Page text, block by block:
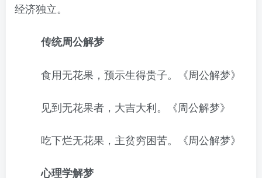
经济独立。
传统周公解梦
食用无花果，预示生得贵子。《周公解梦》
见到无花果者，大吉大利。《周公解梦》
吃下烂无花果，主贫穷困苦。《周公解梦》
心理学解梦